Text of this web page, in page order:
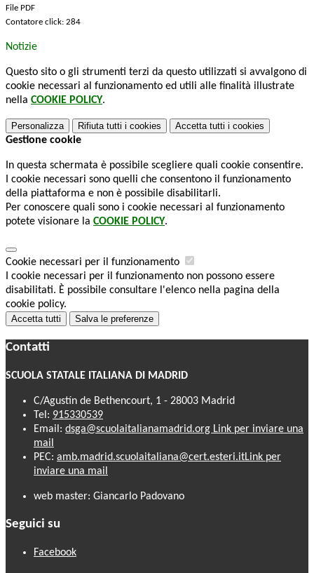
File PDF
Contatore click: 284
Notizie
Questo sito o gli strumenti terzi da questo utilizzati si avvalgono di
cookie necessari al funzionamento ed utili alle finalità illustrate
nella COOKIE POLICY.
Personalizza Rifiuta tutti i cookies Accetta tutti i cookies
Gestione cookie
In questa schermata è possibile scegliere quali cookie consentire.
I cookie necessari sono quelli che consentono il funzionamento
della piattaforma e non è possibile disabilitarli.
Per conoscere quali sono i cookie necessari al funzionamento
potete visionare la COOKIE POLICY.
Cookie necessari per il funzionamento
I cookie necessari per il funzionamento non possono essere
disabilitati. È possibile consultare l'elenco nella pagina della
cookie policy.
Accetta tutti Salva le preferenze
Contatti
SCUOLA STATALE ITALIANA DI MADRID
C/Agustín de Bethencourt, 1 - 28003 Madrid
Tel: 915330539
Email: dsga@scuolaitalianamadrid.org Link per inviare una
mail
PEC: amb.madrid.scuolaitaliana@cert.esteri.itLink per
inviare una mail
web master: Giancarlo Padovano
Seguici su
Facebook